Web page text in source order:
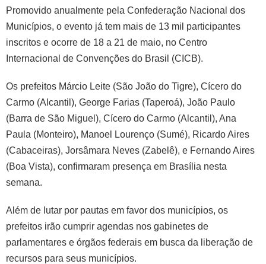
Promovido anualmente pela Confederação Nacional dos
Municípios, o evento já tem mais de 13 mil participantes
inscritos e ocorre de 18 a 21 de maio, no Centro
Internacional de Convenções do Brasil (CICB).
Os prefeitos Márcio Leite (São João do Tigre), Cícero do
Carmo (Alcantil), George Farias (Taperoá), João Paulo
(Barra de São Miguel), Cícero do Carmo (Alcantil), Ana
Paula (Monteiro), Manoel Lourenço (Sumé), Ricardo Aires
(Cabaceiras), Jorsâmara Neves (Zabelê), e Fernando Aires
(Boa Vista), confirmaram presença em Brasília nesta
semana.
Além de lutar por pautas em favor dos municípios, os
prefeitos irão cumprir agendas nos gabinetes de
parlamentares e órgãos federais em busca da liberação de
recursos para seus municípios.